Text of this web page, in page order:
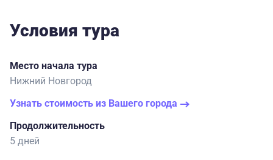
Условия тура
Место начала тура
Нижний Новгород
Узнать стоимость из Вашего города
Продолжительность
5 дней